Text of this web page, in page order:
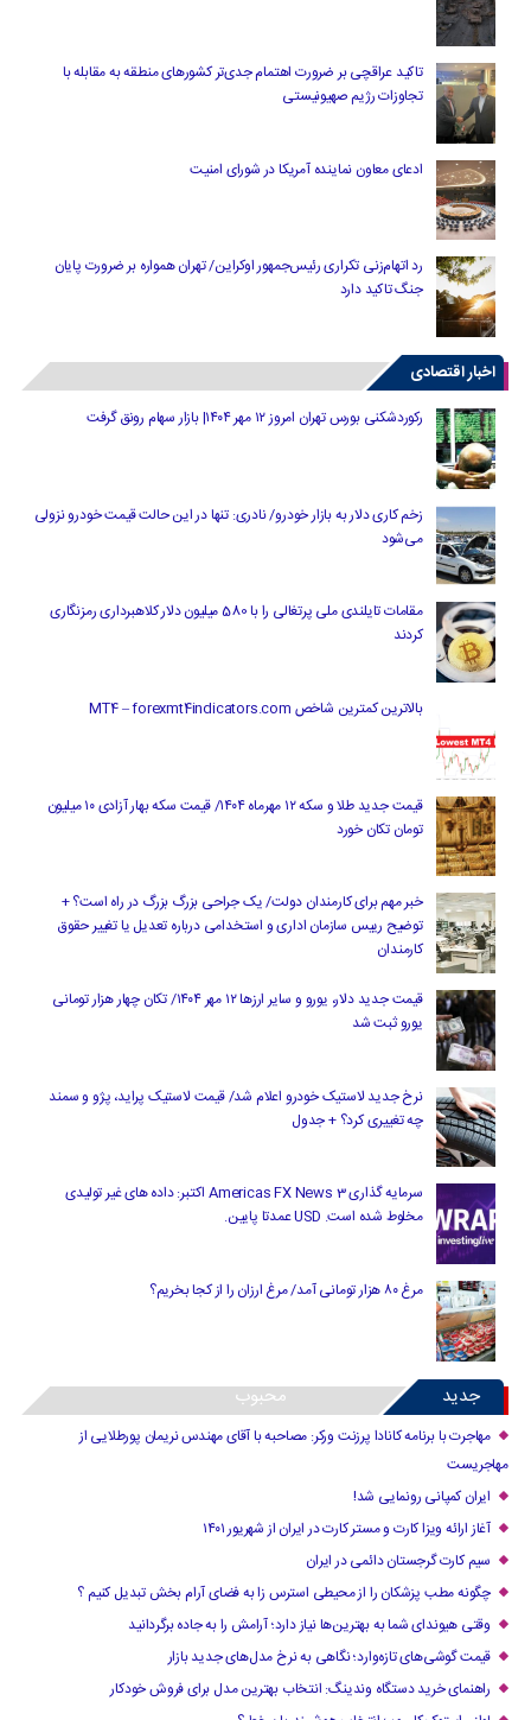
تاکید عراقچی بر ضرورت اهتمام جدی‌تر کشورهای منطقه به مقابله با
تجاوزات رژیم صهیونیستی
ادعای معاون نماینده آمریکا در شورای امنیت
رد اتهام‌زنی تکراری رئیس‌جمهور اوکراین/ تهران همواره بر ضرورت پایان
جنگ تاکید دارد
اخبار اقتصادی
رکوردشکنی بورس تهران امروز ۱۲ مهر ۱۴۰۴| بازار سهام رونق گرفت
زخم کاری دلار به بازار خودرو/ نادری: تنها در این حالت قیمت خودرو نزولی
می‌شود
مقامات تایلندی ملی پرتغالی را با 580 میلیون دلار کلاهبرداری رمزنگاری
کردند
بالاترین کمترین شاخص MT4 – forexmt4indicators.com
قیمت جدید طلا و سکه ۱۲ مهرماه ۱۴۰۴/ قیمت سکه بهار آزادی ۱۰ میلیون
تومان تکان خورد
خبر مهم برای کارمندان دولت/ یک جراحی بزرگ بزرگ در راه است؟ +
توضیح رییس سازمان اداری و استخدامی درباره تعدیل یا تغییر حقوق
کارمندان
قیمت جدید دلار، یورو و سایر ارزها ۱۲ مهر ۱۴۰۴/ تکان چهار هزار تومانی
یورو ثبت شد
نرخ جدید لاستیک خودرو اعلام شد/ قیمت لاستیک پراید، پژو و سمند
چه تغییری کرد؟ + جدول
سرمایه گذاری Americas FX News 3 اکتبر: داده های غیر تولیدی
مخلوط شده است. USD عمدتا پایین.
مرغ ۸۰ هزار تومانی آمد/ مرغ ارزان را از کجا بخریم؟
جدید محبوب
مهاجرت با برنامه کانادا پرزنت ورکر: مصاحبه با آقای مهندس نریمان پورطلایی از
مهاجریست
ایران کمپانی رونمایی شد!
آغاز ارائه ویزا کارت و مستر کارت در ایران از شهریور ۱۴۰۱
سیم کارت گرجستان دائمی در ایران
چگونه مطب پزشکان را از محیطی استرس زا به فضای آرام بخش تبدیل کنیم ؟
وقتی هیوندای شما به بهترین‌ها نیاز دارد؛ آرامش را به جاده برگردانید
قیمت گوشی‌های تازه‌وارد؛ نگاهی به نرخ مدل‌های جدید بازار
راهنمای خرید دستگاه وندینگ: انتخاب بهترین مدل برای فروش خودکار